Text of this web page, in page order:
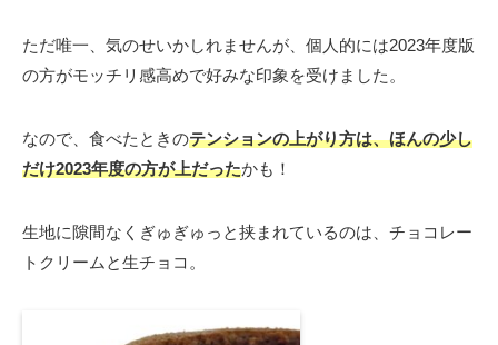
ただ唯一、気のせいかしれませんが、個人的には2023年度版
の方がモッチリ感高めで好みな印象を受けました。
なので、食べたときのテンションの上がり方は、ほんの少し
だけ2023年度の方が上だったかも！
生地に隙間なくぎゅぎゅっと挟まれているのは、チョコレー
トクリームと生チョコ。